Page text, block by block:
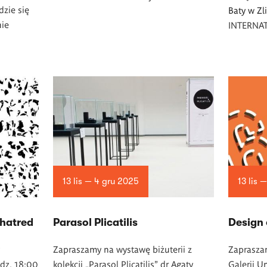
się
Baty w
18:00
13 lis — 4 gru 2025
Parasol Plicatilis
Zapraszamy na wystawę biżuterii z
kolekcji „Parasol Plicatilis” dr Agaty
13 lis
Design
Galerii